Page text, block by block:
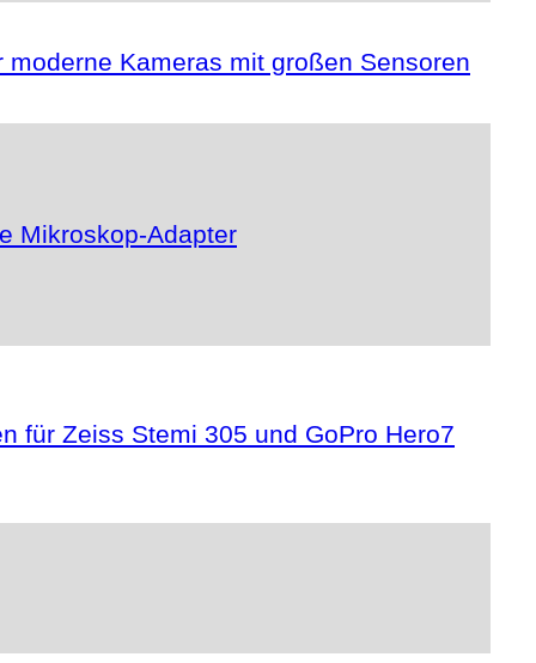
Kameras mit großen Sensoren
Mikroskop-Adapter
für Zeiss Stemi 305 und GoPro Hero7